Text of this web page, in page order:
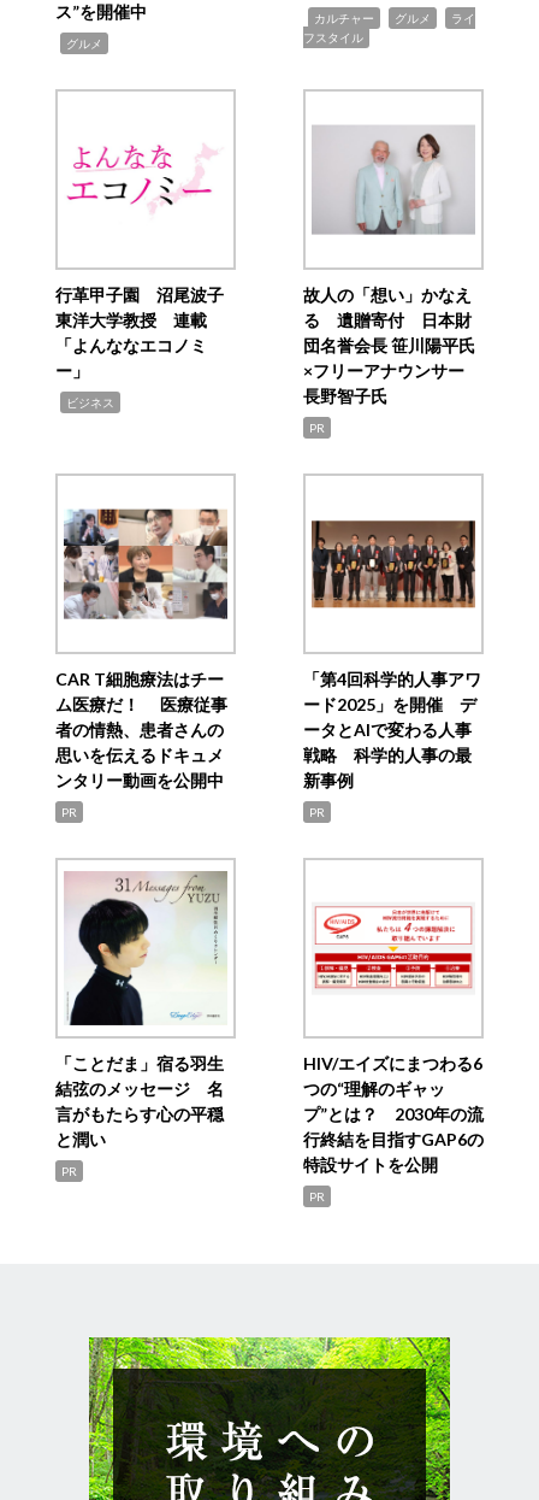
ス”を開催中
グルメ
カルチャー グルメ
ライ
フスタイル
行革甲子園 沼尾波子
東洋大学教授 連載
「よんななエコノミ
ー」
ビジネス
故人の「想い」かなえ
る 遺贈寄付 日本財
団名誉会長 笹川陽平氏
×フリーアナウンサー
長野智子氏
PR
CAR T細胞療法はチー
ム医療だ！ 医療従事
者の情熱、患者さんの
思いを伝えるドキュメ
ンタリー動画を公開中
PR
「第4回科学的人事アワ
ード2025」を開催 デ
ータとAIで変わる人事
戦略 科学的人事の最
新事例
PR
「ことだま」宿る羽生
結弦のメッセージ 名
言がもたらす心の平穏
と潤い
PR
HIV/エイズにまつわる6
つの“理解のギャッ
プ”とは？ 2030年の流
行終結を目指すGAP6の
特設サイトを公開
PR